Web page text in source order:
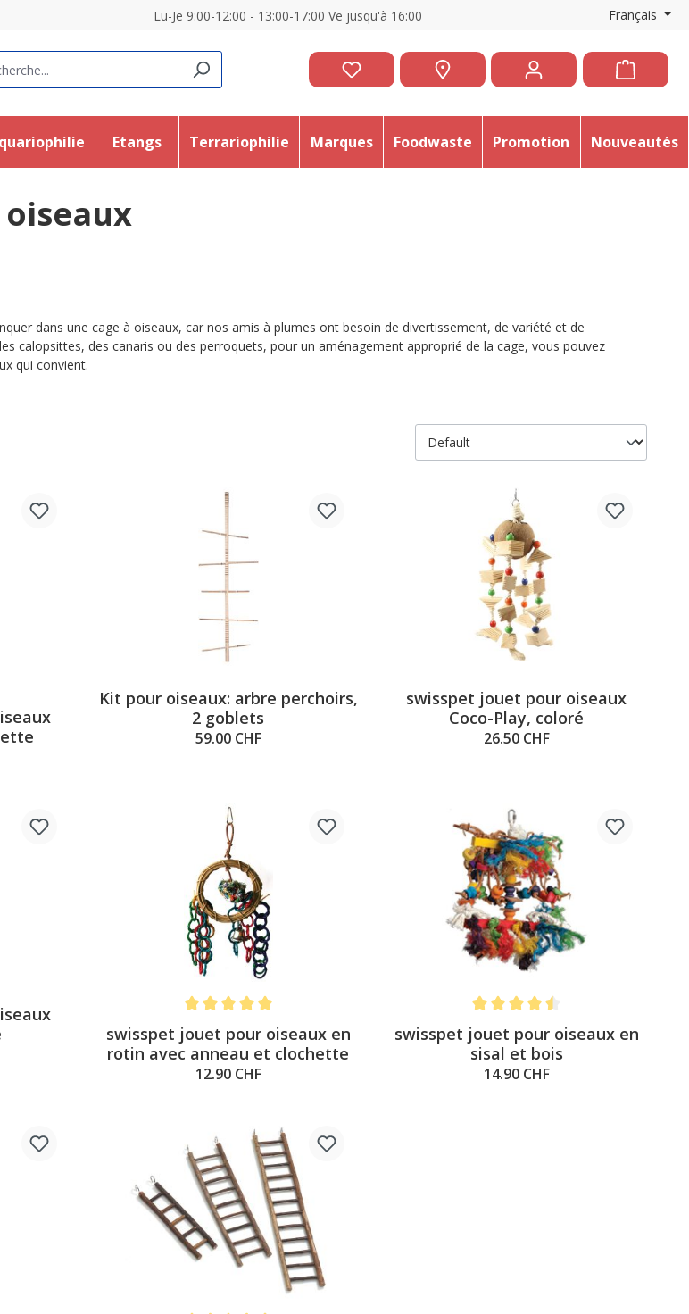
Lu-Je 9:00-12:00 - 13:00-17:00 Ve jusqu'à 16:00 Français
Etangs Terrariophilie Marques Foodwaste Promotion Nouveautés
dans une cage à oiseaux, car nos amis à plumes ont besoin de divertissement, de variété et de
calopsittes, des canaris ou des perroquets, pour un aménagement approprié de la cage, vous pouvez
qui convient.
sur 5 étoiles
Kit pour oiseaux: arbre perchoirs,
2 goblets
59.00 CHF
swisspet jouet pour oiseaux
Coco-Play, coloré
26.50 CHF
swisspet jouet pour oiseaux en
rotin avec anneau et clochette
12.90 CHF
swisspet jouet pour oiseaux en
sisal et bois
14.90 CHF